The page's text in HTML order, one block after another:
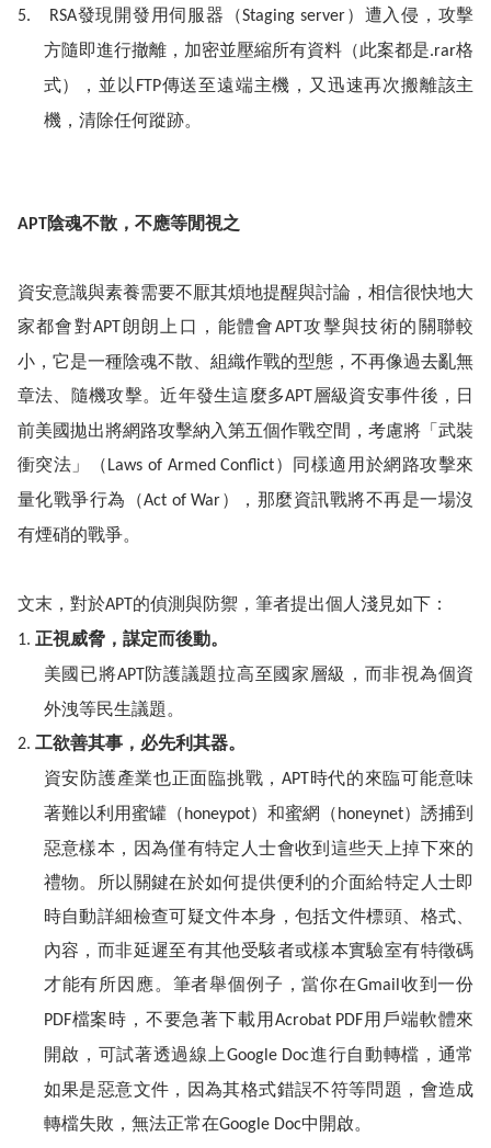
5. RSA發現開發用伺服器（Staging server）遭入侵，攻擊
方隨即進行撤離，加密並壓縮所有資料（此案都是.rar格
式），並以 FTP傳送至遠端主機，又迅速再次搬離該主
機，清除任何蹤跡。
APT陰魂不散，不應等閒視之
資安意識與素養需要不厭其煩地提醒與討論，相信很快地大
家都會對APT 朗朗上口，能體會APT 攻擊與技術的關聯較
小，它是一種陰魂不散、組織作戰的型態，不再像過去亂無
章法、隨機攻擊。近年發生這麼多APT
層級資安事件後，日
前美國拋出將網路攻擊納入第五個作戰空間，考慮將「武裝
衝突法」（ Laws of Armed Conflict）同樣適用於網路攻擊來
量化戰爭行為（Act of War），那麼資訊戰將不再是一場沒
有煙硝的戰爭。
文末，對於APT 的偵測與防禦，筆者提出個人淺見如下：
1. 正視威脅，謀定而後動。
美國已將APT 防護議題拉高至國家層級，而非視為個資
外洩等民生議題。
2. 工欲善其事，必先利其器。
資安防護產業也正面臨挑戰， APT 時代的來臨可能意味
著難以利用蜜罐（ honeypot）和蜜網（ honeynet）誘捕到
惡意樣本，因為僅有特定人士會收到這些天上掉下來的
禮物。所以關鍵在於如何提供便利的介面給特定人士即
時自動詳細檢查可疑文件本身，包括文件標頭、格式、
內容，而非延遲至有其他受駭者或樣本實驗室有特徵碼
才能有所因應。筆者舉個例子，當你在Gmail 收到一份
PDF檔案時，不要急著下載用 Acrobat PDF用戶端軟體來
開啟，可試著透過線上Google Doc進行自動轉檔，通常
如果是惡意文件，因為其格式錯誤不符等問題，會造成
轉檔失敗，無法正常在Google Doc中開啟。